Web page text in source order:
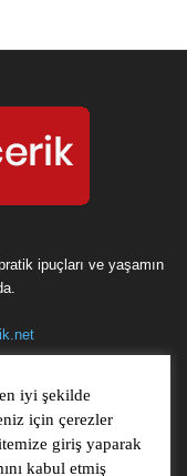
ipuçları ve yaşamın
iyi şekilde
için çerezler
giriş yaparak
kabul etmiş